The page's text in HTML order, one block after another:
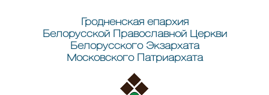
Гродненская епархия
Белорусской Православной Церкви
Белорусского Экзархата
Московского Патриархата